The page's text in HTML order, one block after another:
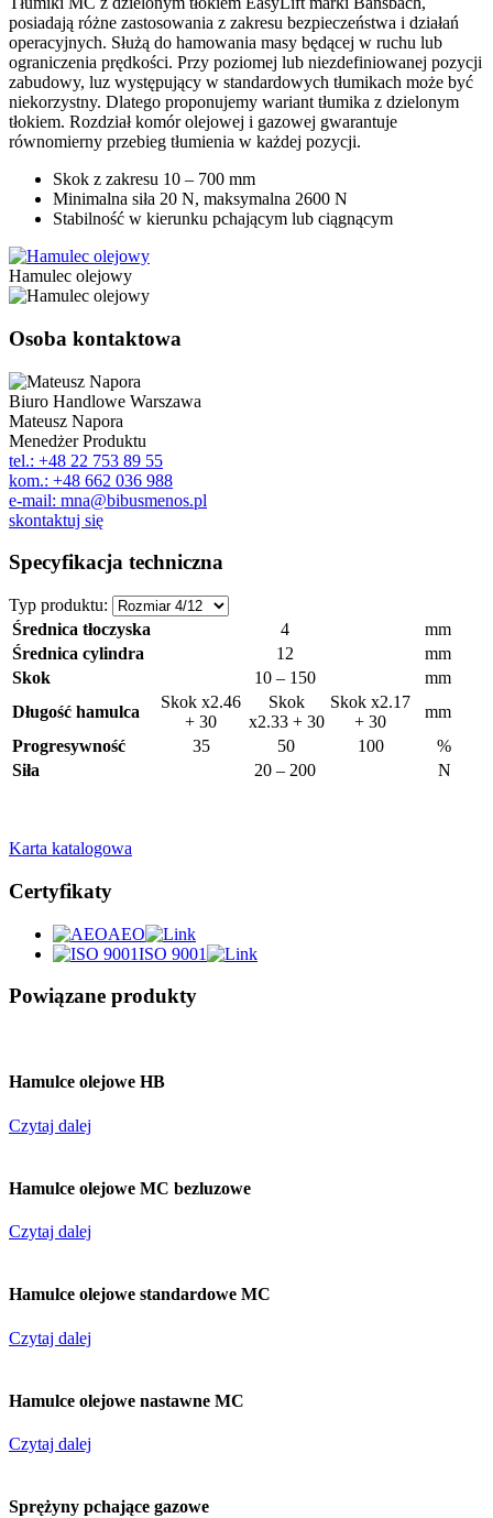
posiadają różne zastosowania z zakresu bezpieczeństwa i działań
operacyjnych. Służą do hamowania masy będącej w ruchu lub
ograniczenia prędkości. Przy poziomej lub niezdefiniowanej pozycji
zabudowy, luz występujący w standardowych tłumikach może być
niekorzystny. Dlatego proponujemy wariant tłumika z dzielonym
tłokiem. Rozdział komór olejowej i gazowej gwarantuje
równomierny przebieg tłumienia w każdej pozycji.
Skok z zakresu 10 – 700 mm
Minimalna siła 20 N, maksymalna 2600 N
Stabilność w kierunku pchającym lub ciągnącym
Hamulec olejowy
Osoba kontaktowa
Biuro Handlowe Warszawa
Mateusz Napora
Menedżer Produktu
tel.: +48 22 753 89 55
kom.: +48 662 036 988
e-mail: mna@bibusmenos.pl
skontaktuj się
Specyfikacja techniczna
Typ produktu:
Średnica tłoczyska
4
mm
Średnica cylindra
12
mm
Skok
10 – 150
mm
Długość hamulca
Skok x2.46
+ 30
Skok
x2.33 + 30
Skok x2.17
+ 30
mm
Progresywność
35 50 100
%
Siła
20 – 200 N
Karta katalogowa
Certyfikaty
AEO
ISO 9001
Powiązane produkty
Hamulce olejowe HB
Czytaj dalej
Hamulce olejowe MC bezluzowe
Czytaj dalej
Hamulce olejowe standardowe MC
Czytaj dalej
Hamulce olejowe nastawne MC
Czytaj dalej
Sprężyny pchające gazowe